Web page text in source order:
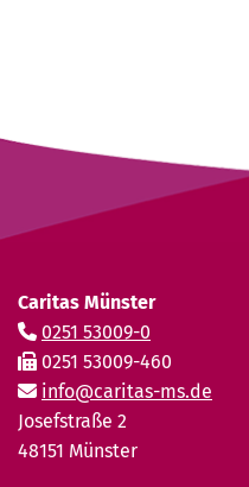
Caritas Münster
0251 53009-0
0251 53009-460
info@caritas-ms.de
Josefstraße 2
48151 Münster